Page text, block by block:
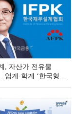
, 자산가 전유물
업계·학계 ‘한국형